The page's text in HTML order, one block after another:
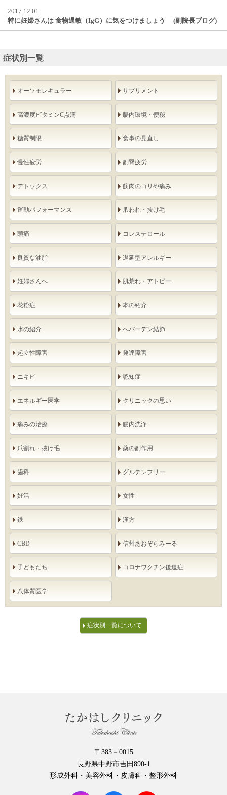
2017.12.01
特に妊婦さんは 食物過敏（IgG）に気をつけましょう (副院長ブログ)
症状別一覧
オーソモレキュラー サプリメント
高濃度ビタミンC点滴 腸内環境・便秘
糖質制限 食事の見直し
慢性疲労 副腎疲労
デトックス 筋肉のコリや痛み
運動パフォーマンス 爪われ・抜け毛
頭痛 コレステロール
良質な油脂 遅延型アレルギー
妊婦さんへ 肌荒れ・アトピー
花粉症 本の紹介
水の紹介 へバーデン結節
起立性障害 発達障害
ニキビ 認知症
エネルギー医学 クリニックの思い
痛みの治療 腸内洗浄
爪割れ・抜け毛 薬の副作用
歯科 グルテンフリー
妊活 女性
鉄 漢方
CBD 信州あおぞらみーる
子どもたち コロナワクチン後遺症
八体質医学
症状別一覧について
〒383－0015
長野県中野市吉田890-1
形成外科・美容外科・皮膚科・整形外科